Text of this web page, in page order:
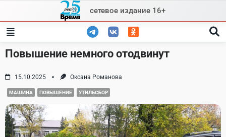
content
сетевое издание 16+
Повышение немного отодвинут
15.10.2025 Оксана Романова
МАШИНА ПОВЫШЕНИЕ УТИЛЬСБОР